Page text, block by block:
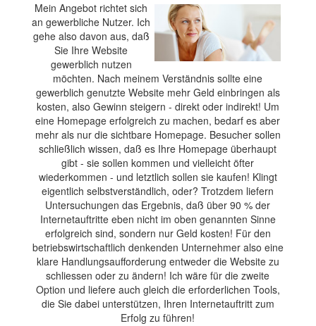
Mein Angebot richtet sich
an gewerbliche Nutzer. Ich
gehe also davon aus, daß
Sie Ihre Website
gewerblich nutzen
möchten. Nach meinem Verständnis sollte eine
gewerblich genutzte Website mehr Geld einbringen als
kosten, also Gewinn steigern - direkt oder indirekt! Um
eine Homepage erfolgreich zu machen, bedarf es aber
mehr als nur die sichtbare Homepage. Besucher sollen
schließlich wissen, daß es Ihre Homepage überhaupt
gibt - sie sollen kommen und vielleicht öfter
wiederkommen - und letztlich sollen sie kaufen! Klingt
eigentlich selbstverständlich, oder? Trotzdem liefern
Untersuchungen das Ergebnis, daß über 90 % der
Internetauftritte eben nicht im oben genannten Sinne
erfolgreich sind, sondern nur Geld kosten! Für den
betriebswirtschaftlich denkenden Unternehmer also eine
klare Handlungsaufforderung entweder die Website zu
schliessen oder zu ändern! Ich wäre für die zweite
Option und liefere auch gleich die erforderlichen Tools,
die Sie dabei unterstützen, Ihren Internetauftritt zum
Erfolg zu führen!